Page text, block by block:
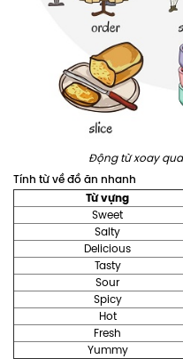
Động từ xoay
Tính từ về đồ ăn nhanh
Từ vựng
Sweet
Salty
Delicious
Tasty
Sour
Spicy
Hot
Fresh
Yummy